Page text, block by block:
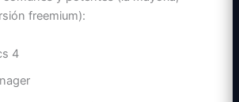
freemium):
4